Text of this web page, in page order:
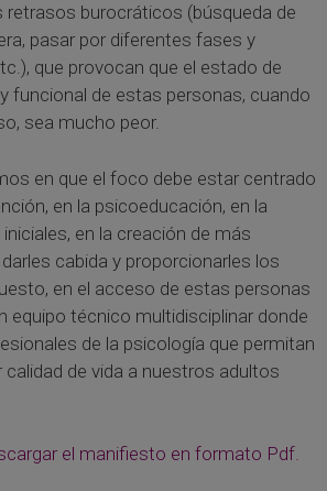
burocráticos (búsqueda de
pasar por diferentes fases y
que provocan que el estado de
funcional de estas personas, cuando
sea mucho peor.
en que el foco debe estar centrado
en la psicoeducación, en la
en la creación de más
cabida y proporcionarles los
en el acceso de estas personas
equipo técnico multidisciplinar donde
de la psicología que permitan
de vida a nuestros adultos
el manifiesto en formato Pdf.